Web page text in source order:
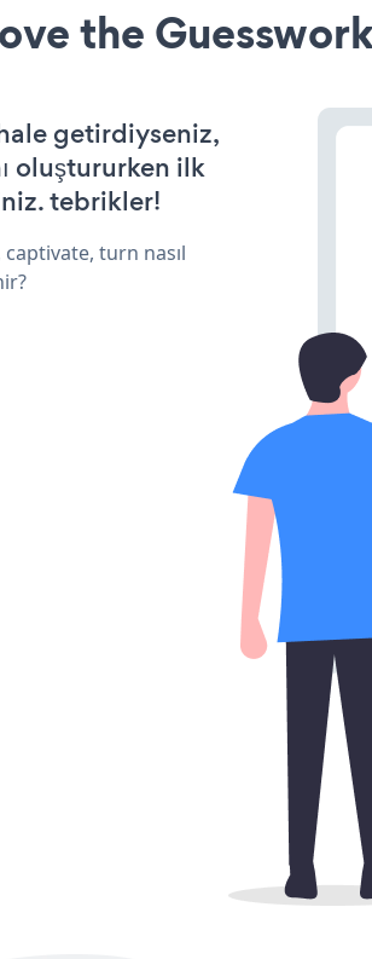
the
getirdiyseniz,
oluştururken ilk
tebrikler!
turn nasıl